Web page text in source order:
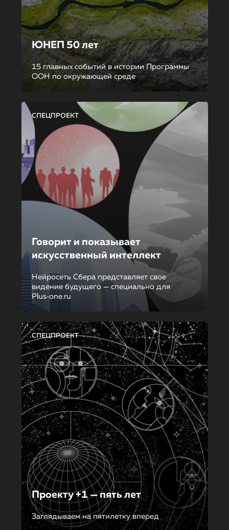
ЮНЕП 50 лет
15 главных событий в истории Программы
ООН по окружающей среде
СПЕЦПРОЕКТ
Говорит и показывает
искусственный интеллект
Нейросеть Сбера представляет свое
видение будущего — специально для
Plus‑one.ru
СПЕЦПРОЕКТ
Проекту +1 — пять лет
Заглядываем на пятилетку вперед